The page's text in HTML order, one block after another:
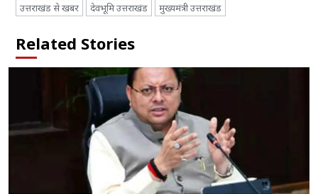
उत्तराखंड से खबर
देवभूमि उत्तराखंड मुख्यमंत्री उत्तराखंड
Related Stories